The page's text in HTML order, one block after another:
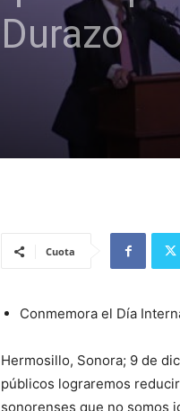
Durazo
Cuota
Conmemora el Día
Hermosillo, Sonora; 9 de
públicos lograremos
sonorenses que no somos